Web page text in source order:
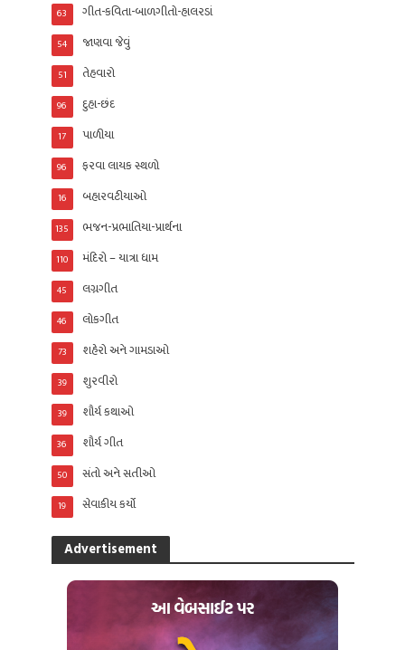
ગીત-કવિતા-બાળગીતો-હાલરડાં
63
જાણવા જેવું
54
તેહવારો
51
દુહા-છંદ
96
પાળીયા
17
ફરવા લાયક સ્થળો
96
બહારવટીયાઓ
16
ભજન-પ્રભાતિયા-પ્રાર્થના
135
મંદિરો – યાત્રા ધામ
110
લગ્નગીત
45
લોકગીત
46
શહેરો અને ગામડાઓ
73
શુરવીરો
39
શૌર્ય કથાઓ
39
શૌર્ય ગીત
36
સંતો અને સતીઓ
50
સેવાકીય કર્યો
19
Advertisement